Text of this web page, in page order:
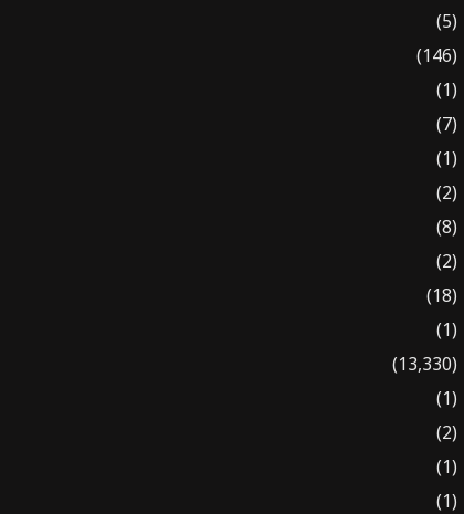
(5)
(146)
(1)
(7)
(1)
(2)
(8)
(2)
(18)
(1)
(13,330)
(1)
(2)
(1)
(1)